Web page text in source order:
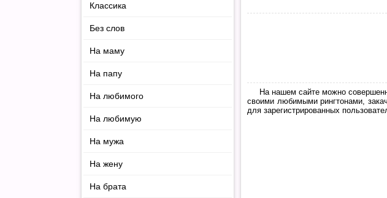
На нашем сайте можно
своими любимыми рингтонами,
для зарегистрированных
Классика
Без слов
На маму
На папу
На любимого
На любимую
На мужа
На жену
На брата